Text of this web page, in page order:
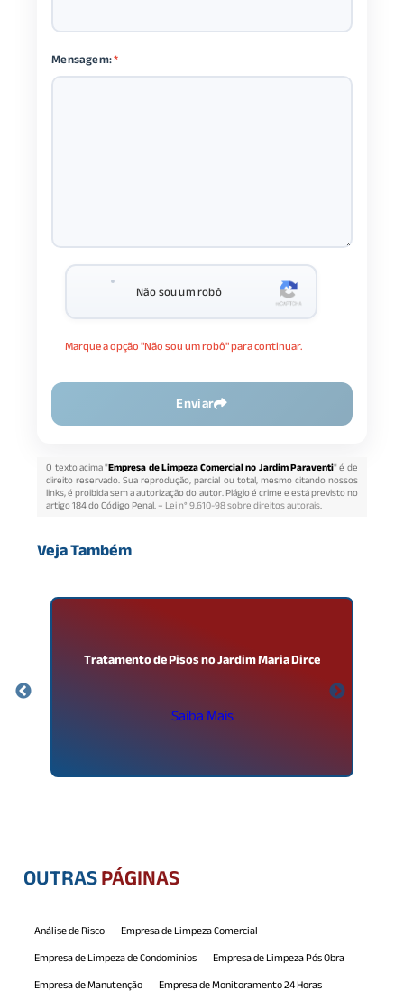
Mensagem:*
Não sou um robô
Marque a opção "Não sou um robô" para continuar.
Enviar
O texto acima "Empresa de Limpeza Comercial no Jardim Paraventi" é de
direito reservado. Sua reprodução, parcial ou total, mesmo citando nossos
links, é proibida sem a autorização do autor. Plágio é crime e está previsto no
artigo 184 do Código Penal. –Lei n° 9.610-98 sobre direitos autorais.
Veja Também
Tratamento de Pisos no Jardim Maria Dirce
Saiba Mais
OUTRASPÁGINAS
Análise de Risco
Empresa de Limpeza Comercial
Empresa de Limpeza de Condominios
Empresa de Limpeza Pós Obra
Empresa de Manutenção
Empresa de Monitoramento 24 Horas